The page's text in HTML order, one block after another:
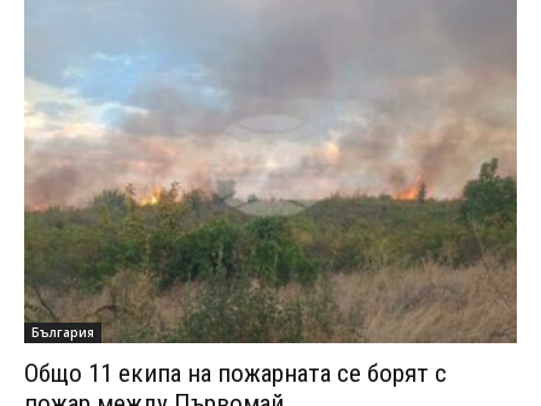
България
Общо 11 екипа на пожарната се борят с